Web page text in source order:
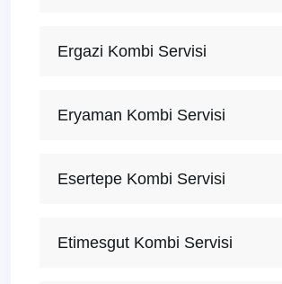
Ergazi Kombi Servisi
Eryaman Kombi Servisi
Esertepe Kombi Servisi
Etimesgut Kombi Servisi